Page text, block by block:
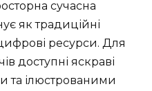
сучасна
як традиційні
ресурси. Для
доступні яскраві
та ілюстрованими